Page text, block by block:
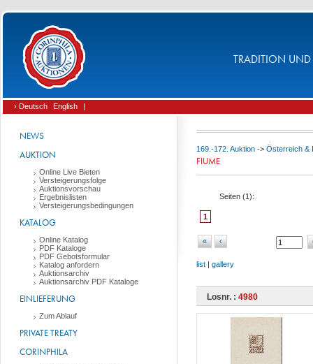
TRADITION UND
› Deutsch English |
NEWS
AUKTION
Online Live Bieten
Versteigerungsfolge
Auktionsvorschau
Ergebnislisten
Versteigerungsbedingungen
KATALOG
Online Katalog
PDF Kataloge
PDF Gebotsformular
Katalog anfordern
Auktionsarchiv
Auktionsarchiv PDF Kataloge
EINLIEFERUNG
Zum Ablauf
PRIVATE TREATY
CORINPHILA
169.-172. Auktion -> Österreich &
FIUME
Seiten (1):
1
« ‹
list | gallery
Losnr. : 4980